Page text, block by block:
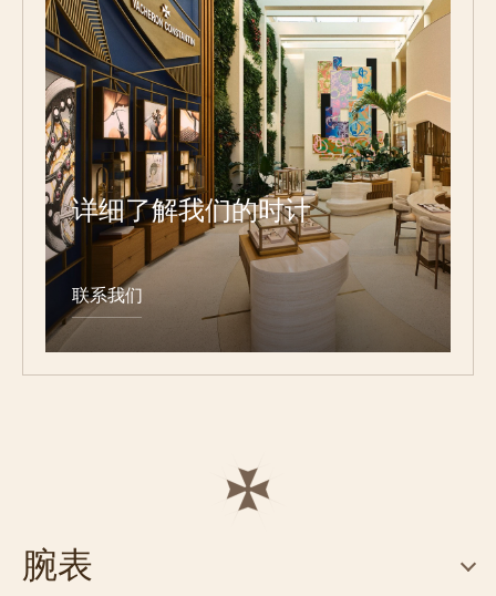
详细了解我们的时计
联系我们
腕表